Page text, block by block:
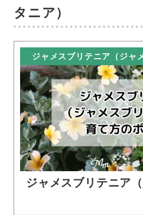
タニア）
ジャメスブリテニア（ジャ
ジャメスブリテニア